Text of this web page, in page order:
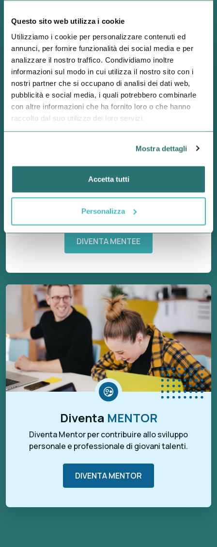
Questo sito web utilizza i cookie
Utilizziamo i cookie per personalizzare contenuti ed
annunci, per fornire funzionalità dei social media e per
analizzare il nostro traffico. Condividiamo inoltre
informazioni sul modo in cui utilizza il nostro sito con i
nostri partner che si occupano di analisi dei dati web,
pubblicità e social media, i quali potrebbero combinarle
con altre informazioni che ha fornito loro o che hanno
raccolto dal suo utilizzo dei loro servizi.
Mostra dettagli
Accetta tutti
Personalizza
Credi nell’opportunità di crescita
attraverso la condivisione?
DiventaMENTEE
laureati le tue esperienze professionali e
personali.
DIVENTA MENTEE
Diventa MENTOR
Diventa Mentor per contribuire allo sviluppo
personale e professionale di giovani talenti.
DIVENTA MENTOR